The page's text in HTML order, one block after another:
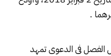
.
الفصل فى الدعوى تمهد